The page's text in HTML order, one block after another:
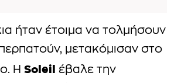
ήταν έτοιμα να τολμήσουν
μετακόμισαν στο
Η Soleil έβαλε την